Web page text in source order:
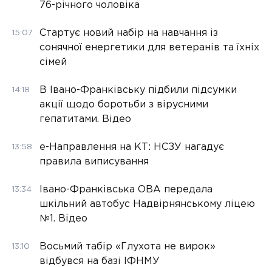
76-річного чоловіка
15:07
Стартує новий набір на навчання із
сонячної енергетики для ветеранів та їхніх
сімей
14:18
В Івано-Франківську підбили підсумки
акції щодо боротьби з вірусними
гепатитами. Відео
13:58
е-Направлення на КТ: НСЗУ нагадує
правила виписування
13:34
Івано-Франківська ОВА передала
шкільний автобус Надвірнянському ліцею
№1. Відео
13:10
Восьмий табір «Глухота не вирок»
відбувся на базі ІФНМУ